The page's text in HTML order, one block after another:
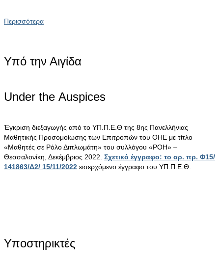
Περισσότερα
Υπό την Αιγίδα
Under the Αuspices
Έγκριση διεξαγωγής από το ΥΠ.Π.Ε.Θ της 8ης Πανελλήνιας
Μαθητικής Προσομοίωσης των Επιτροπών του ΟΗΕ με τίτλο
«Μαθητές σε Ρόλο Διπλωμάτη» του συλλόγου «ΡΟΗ» –
Θεσσαλονίκη, Δεκέμβριος 2022. Σχετικό έγγραφο: το αρ. πρ. Φ15/
141863/Δ2/ 15/11/2022 εισερχόμενο έγγραφο του ΥΠ.Π.Ε.Θ.
Υποστηρικτές